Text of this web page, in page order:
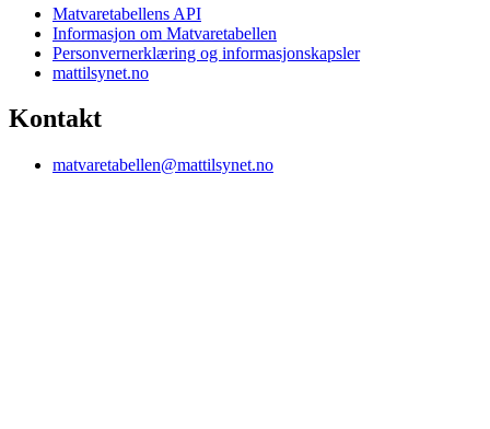
Matvaretabellens API
Informasjon om Matvaretabellen
Personvernerklæring og informasjonskapsler
mattilsynet.no
Kontakt
matvaretabellen@mattilsynet.no